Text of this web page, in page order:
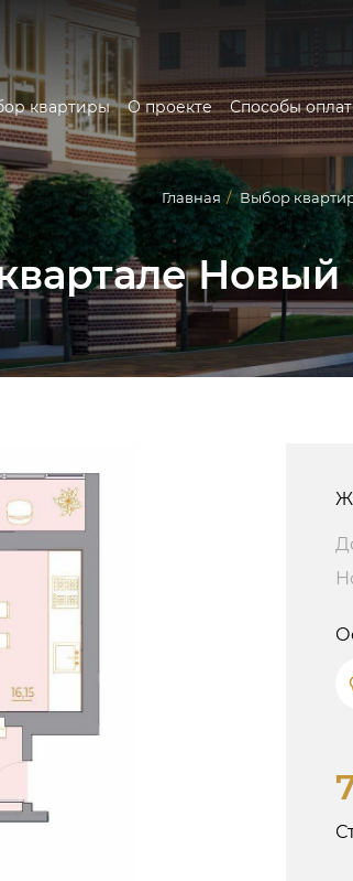
квартиры О проекте Способы
Главная / Выбор
Новый